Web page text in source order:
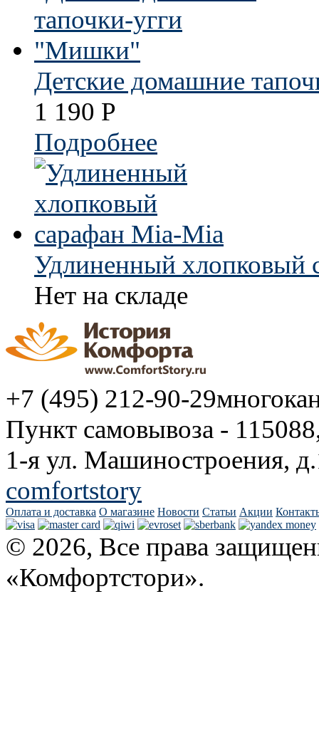
Детские домашние
1 190 Р
Подробнее
Удлиненный хлопковый
Нет на складе
+7 (495) 212-90-29
Пункт самовывоза -
1-я ул. Машиностроения,
comfortstory
Оплата и доставка О магазине Новости Статьи Акции
© 2026, Все права
«Комфортстори».